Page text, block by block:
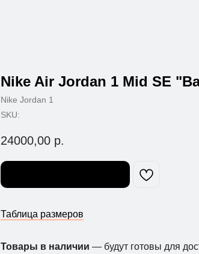
Nike Air Jordan 1 Mid SE
Nike Jordan 1
SKU:
24000,00 р.
Таблица размеров
Товары в наличии — будут готовы для